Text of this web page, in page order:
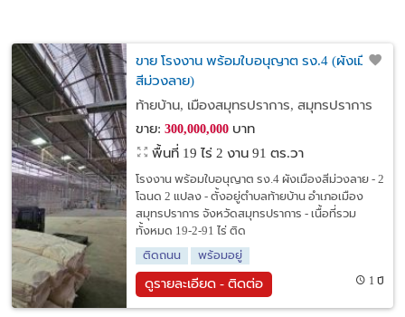
ขาย โรงงาน พร้อมใบอนุญาต รง.4 (ผังเมือง
สีม่วงลาย)
ท้ายบ้าน, เมืองสมุทรปราการ, สมุทรปราการ
ขาย: 300,000,000บาท
พื้นที่ 19 ไร่ 2 งาน 91 ตร.วา
โรงงาน พร้อมใบอนุญาต รง.4 ผังเมืองสีม่วงลาย - 2
โฉนด 2 แปลง - ตั้งอยู่ตำบลท้ายบ้าน อำเภอเมือง
สมุทรปราการ จังหวัดสมุทรปราการ - เนื้อที่รวม
ทั้งหมด 19-2-91 ไร่ ติด
ติดถนน
พร้อมอยู่
ดูรายละเอียด - ติดต่อ 1 ปี